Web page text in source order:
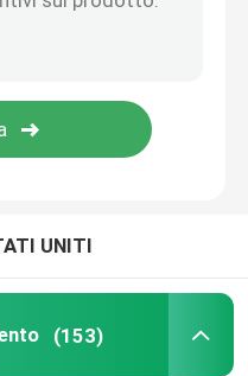
carta kraft
UNITI
(153)